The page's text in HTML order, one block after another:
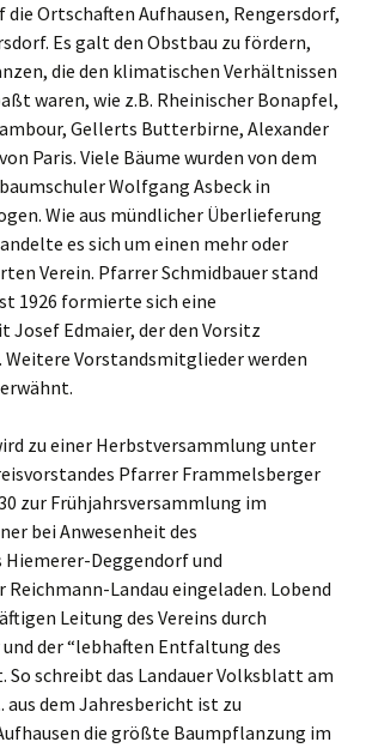
Ortschaften Aufhausen, Rengersdorf,
Es galt den Obstbau zu fördern,
die den klimatischen Verhältnissen
waren, wie z.B. Rheinischer Bonapfel,
Gellerts Butterbirne, Alexander
Paris. Viele Bäume wurden von dem
Wolfgang Asbeck in
Wie aus mündlicher Überlieferung
es sich um einen mehr oder
Verein. Pfarrer Schmidbauer stand
1926 formierte sich eine
Josef Edmaier, der den Vorsitz
Vorstandsmitglieder werden
zu einer Herbstversammlung unter
Pfarrer Frammelsberger
zur Frühjahrsversammlung im
bei Anwesenheit des
Deggendorf und
Landau eingeladen. Lobend
Leitung des Vereins durch
der “lebhaften Entfaltung des
So schreibt das Landauer Volksblatt am
aus dem Jahresbericht ist zu
die größte Baumpflanzung im